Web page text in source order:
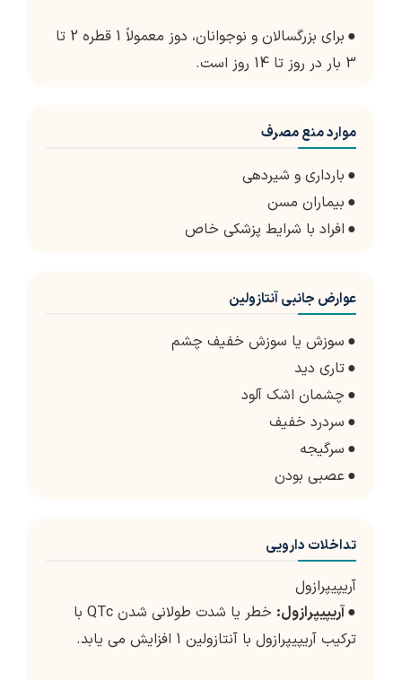
●
برای بزرگسالان و نوجوانان، دوز معمولاً 1 قطره 2 تا
3 بار در روز تا 14 روز است.
موارد منع مصرف
● بارداری و شیردهی
● بیماران مسن
● افراد با شرایط پزشکی خاص
عوارض جانبی آنتازولین
● سوزش یا سوزش خفیف چشم
●تاری دید
● چشمان اشک آلود
● سردرد خفیف
● سرگیجه
●عصبی بودن
تداخلات دارویی
آریپیپرازول
●آریپیپرازول:
خطر یا شدت طولانی شدن QTc با
ترکیب آریپیپرازول با آنتازولین 1 افزایش می یابد.